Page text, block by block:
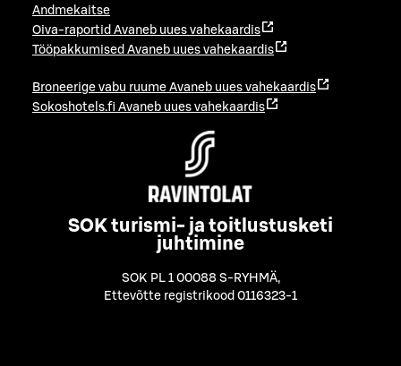
Andmekaitse
Oiva-raportid Avaneb uues vahekaardis
Tööpakkumised Avaneb uues vahekaardis
Broneerige vabu ruume Avaneb uues vahekaardis
Sokoshotels.fi Avaneb uues vahekaardis
SOK turismi- ja toitlustusketi
juhtimine
SOK PL 1 00088 S-RYHMÄ,
Ettevõtte registrikood 0116323-1